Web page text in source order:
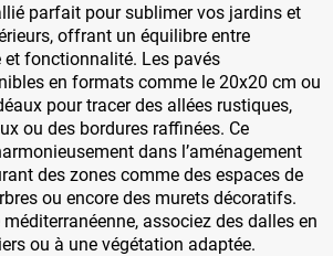
parfait pour sublimer vos jardins et
offrant un équilibre entre
fonctionnalité. Les pavés
en formats comme le 20x20 cm ou
pour tracer des allées rustiques,
ou des bordures raffinées. Ce
dans l’aménagement
des zones comme des espaces de
ou encore des murets décoratifs.
associez des dalles en
ou à une végétation adaptée.